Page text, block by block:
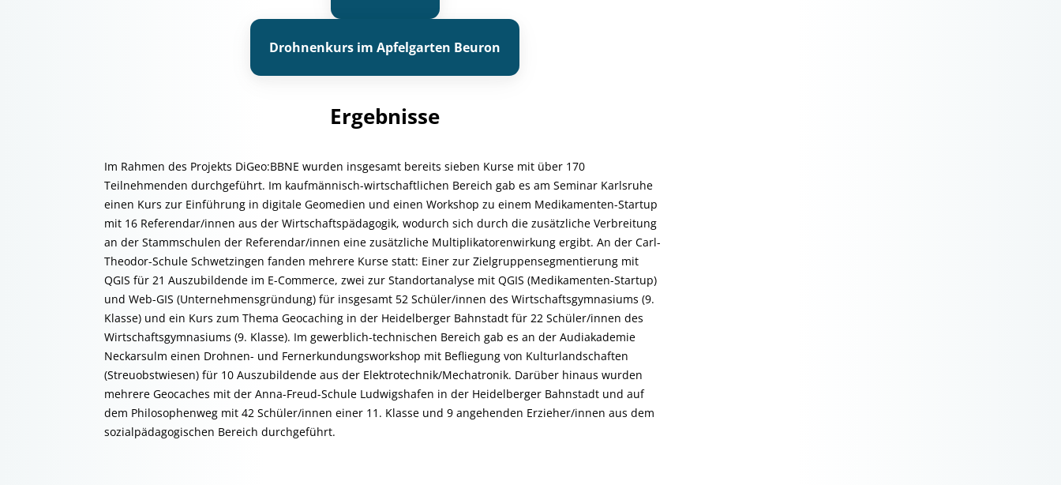
Drohnenkurs im Apfelgarten Beuron
Ergebnisse
Im Rahmen des Projekts DiGeo:BBNE wurden insgesamt bereits sieben Kurse mit über 170
Teilnehmenden durchgeführt. Im kaufmännisch-wirtschaftlichen Bereich gab es am Seminar Karlsruhe
einen Kurs zur Einführung in digitale Geomedien und einen Workshop zu einem Medikamenten-Startup
mit 16 Referendar/innen aus der Wirtschaftspädagogik, wodurch sich durch die zusätzliche Verbreitung
an der Stammschulen der Referendar/innen eine zusätzliche Multiplikatorenwirkung ergibt. An der Carl-
Theodor-Schule Schwetzingen fanden mehrere Kurse statt: Einer zur Zielgruppensegmentierung mit
QGIS für 21 Auszubildende im E-Commerce, zwei zur Standortanalyse mit QGIS (Medikamenten-Startup)
und Web-GIS (Unternehmensgründung) für insgesamt 52 Schüler/innen des Wirtschaftsgymnasiums (9.
Klasse) und ein Kurs zum Thema Geocaching in der Heidelberger Bahnstadt für 22 Schüler/innen des
Wirtschaftsgymnasiums (9. Klasse). Im gewerblich-technischen Bereich gab es an der Audiakademie
Neckarsulm einen Drohnen- und Fernerkundungsworkshop mit Befliegung von Kulturlandschaften
(Streuobstwiesen) für 10 Auszubildende aus der Elektrotechnik/Mechatronik. Darüber hinaus wurden
mehrere Geocaches mit der Anna-Freud-Schule Ludwigshafen in der Heidelberger Bahnstadt und auf
dem Philosophenweg mit 42 Schüler/innen einer 11. Klasse und 9 angehenden Erzieher/innen aus dem
sozialpädagogischen Bereich durchgeführt.